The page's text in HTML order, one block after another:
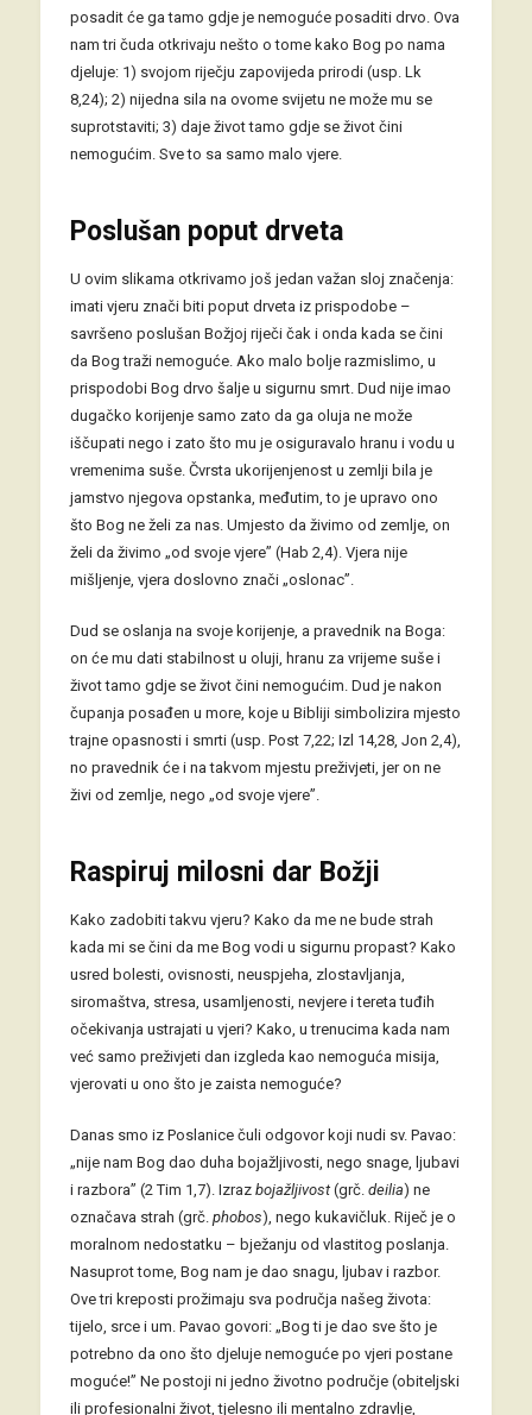
posadit će ga tamo gdje je nemoguće posaditi drvo. Ova
nam tri čuda otkrivaju nešto o tome kako Bog po nama
djeluje: 1) svojom riječju zapovijeda prirodi (usp. Lk
8,24); 2) nijedna sila na ovome svijetu ne može mu se
suprotstaviti; 3) daje život tamo gdje se život čini
nemogućim. Sve to sa samo malo vjere.
Poslušan poput drveta
U ovim slikama otkrivamo još jedan važan sloj značenja:
imati vjeru znači biti poput drveta iz prispodobe –
savršeno poslušan Božjoj riječi čak i onda kada se čini
da Bog traži nemoguće. Ako malo bolje razmislimo, u
prispodobi Bog drvo šalje u sigurnu smrt. Dud nije imao
dugačko korijenje samo zato da ga oluja ne može
iščupati nego i zato što mu je osiguravalo hranu i vodu u
vremenima suše. Čvrsta ukorijenjenost u zemlji bila je
jamstvo njegova opstanka, međutim, to je upravo ono
što Bog ne želi za nas. Umjesto da živimo od zemlje, on
želi da živimo „od svoje vjere” (Hab 2,4). Vjera nije
mišljenje, vjera doslovno znači „oslonac”.
Dud se oslanja na svoje korijenje, a pravednik na Boga:
on će mu dati stabilnost u oluji, hranu za vrijeme suše i
život tamo gdje se život čini nemogućim. Dud je nakon
čupanja posađen u more, koje u Bibliji simbolizira mjesto
trajne opasnosti i smrti (usp. Post 7,22; Izl 14,28, Jon 2,4),
no pravednik će i na takvom mjestu preživjeti, jer on ne
živi od zemlje, nego „od svoje vjere”.
Raspiruj milosni dar Božji
Kako zadobiti takvu vjeru? Kako da me ne bude strah
kada mi se čini da me Bog vodi u sigurnu propast? Kako
usred bolesti, ovisnosti, neuspjeha, zlostavljanja,
siromaštva, stresa, usamljenosti, nevjere i tereta tuđih
očekivanja ustrajati u vjeri? Kako, u trenucima kada nam
već samo preživjeti dan izgleda kao nemoguća misija,
vjerovati u ono što je zaista nemoguće?
Danas smo iz Poslanice čuli odgovor koji nudi sv. Pavao:
„nije nam Bog dao duha bojažljivosti, nego snage, ljubavi
i razbora” (2 Tim 1,7). Izraz bojažljivost(grč. deilia) ne
označava strah (grč. phobos), nego kukavičluk. Riječ je o
moralnom nedostatku – bježanju od vlastitog poslanja.
Nasuprot tome, Bog nam je dao snagu, ljubav i razbor.
Ove tri kreposti prožimaju sva područja našeg života:
tijelo, srce i um. Pavao govori: „Bog ti je dao sve što je
potrebno da ono što djeluje nemoguće po vjeri postane
moguće!” Ne postoji ni jedno životno područje (obiteljski
ili profesionalni život, tjelesno ili mentalno zdravlje,